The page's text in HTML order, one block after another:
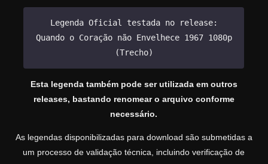
Legenda Oficial testada no release:
Quando o Coração não Envelhece 1967 1080p
(Trecho)
Esta legenda também pode ser utilizada em outros
releases, bastando renomear o arquivo conforme
necessário.
As legendas disponibilizadas para download são submetidas a
um processo de validação técnica, incluindo verificação de